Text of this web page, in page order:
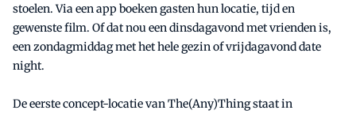
stoelen. Via een app boeken gasten hun locatie, tijd en
gewenste film. Of dat nou een dinsdagavond met vrienden is,
een zondagmiddag met het hele gezin of vrijdagavond date
night.
De eerste concept-locatie van The(Any)Thing staat in